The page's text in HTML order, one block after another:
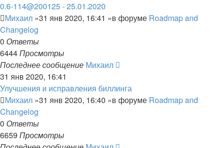
0.6-114@200125 - 25.01.2020
Михаил »31 янв 2020, 16:41 »в форуме Roadmap and
Changelog
0 Ответы
6444Просмотры
Последнее сообщение Михаил
31 янв 2020, 16:41
Улучшения и исправления биллинга
Михаил »31 янв 2020, 16:40 »в форуме Roadmap and
Changelog
0 Ответы
6659 Просмотры